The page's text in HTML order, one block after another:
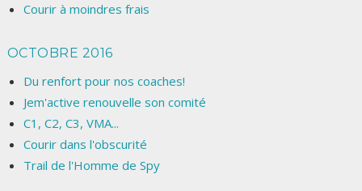
Courir à moindres frais
OCTOBRE 2016
Du renfort pour nos coaches!
Jem'active renouvelle son comité
C1, C2, C3, VMA...
Courir dans l'obscurité
Trail de l'Homme de Spy